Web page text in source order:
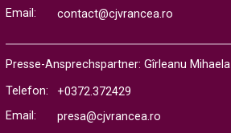
Email: contact@cjvrancea.ro
Presse-Ansprechspartner: Gîrleanu Mihaela
Telefon:
+0372.372429
Email:
presa@cjvrancea.ro